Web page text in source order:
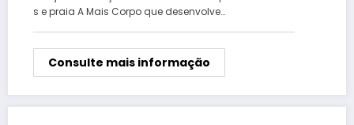
s e praia A Mais Corpo que desenvolve…
Consulte mais informação